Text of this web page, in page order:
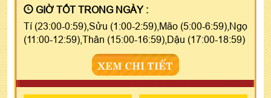
GIỜ TỐT TRONG NGÀY :
Tí (23:00-0:59),Sửu (1:00-2:59),Mão (5:00-6:59),Ngọ
(11:00-12:59),Thân (15:00-16:59),Dậu (17:00-18:59)
XEM CHI TIẾT